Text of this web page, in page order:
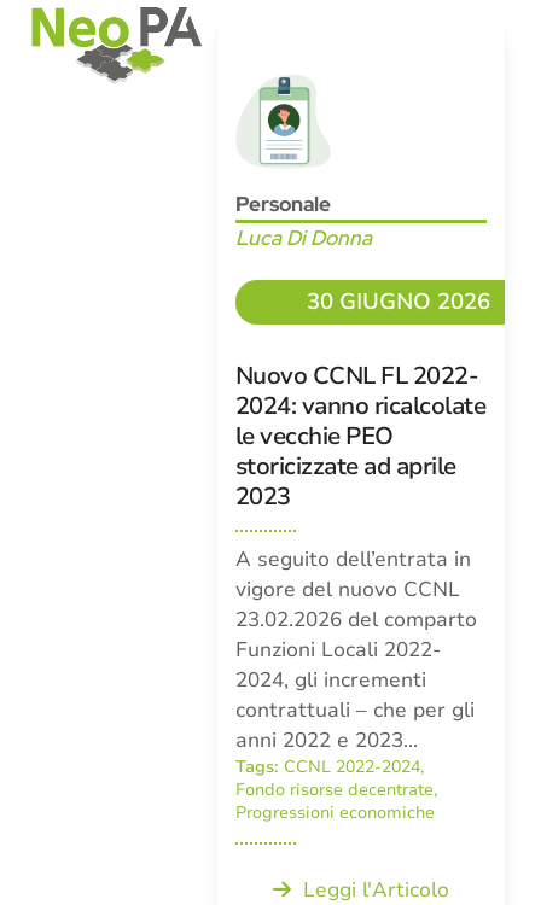
SkipOpen
mobile
menu
Close
mobile
menu
Personale
Luca Di Donna
30 GIUGNO 2026
Nuovo CCNL FL 2022-
2024: vanno ricalcolate
le vecchie PEO
storicizzate ad aprile
2023
A seguito dell’entrata in
vigore del nuovo CCNL
23.02.2026 del comparto
Funzioni Locali 2022-
2024, gli incrementi
contrattuali – che per gli
anni 2022 e 2023…
Tags: CCNL 2022-2024,
Fondo risorse decentrate,
Progressioni economiche
Leggi l'Articolo